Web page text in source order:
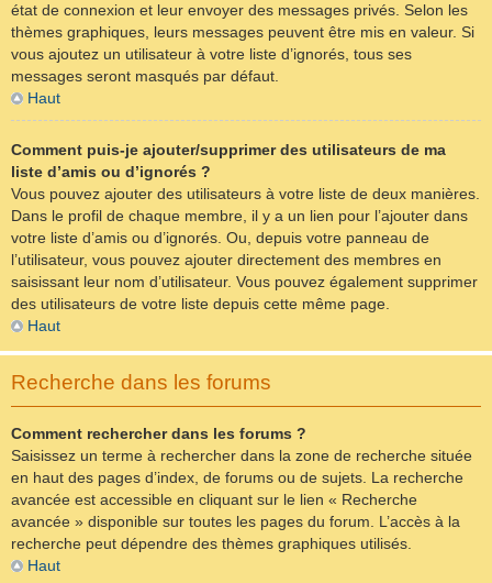
état de connexion et leur envoyer des messages privés. Selon les
thèmes graphiques, leurs messages peuvent être mis en valeur. Si
vous ajoutez un utilisateur à votre liste d’ignorés, tous ses
messages seront masqués par défaut.
Haut
Comment puis-je ajouter/supprimer des utilisateurs de ma
liste d’amis ou d’ignorés ?
Vous pouvez ajouter des utilisateurs à votre liste de deux manières.
Dans le profil de chaque membre, il y a un lien pour l’ajouter dans
votre liste d’amis ou d’ignorés. Ou, depuis votre panneau de
l’utilisateur, vous pouvez ajouter directement des membres en
saisissant leur nom d’utilisateur. Vous pouvez également supprimer
des utilisateurs de votre liste depuis cette même page.
Haut
Recherche dans les forums
Comment rechercher dans les forums ?
Saisissez un terme à rechercher dans la zone de recherche située
en haut des pages d’index, de forums ou de sujets. La recherche
avancée est accessible en cliquant sur le lien « Recherche
avancée » disponible sur toutes les pages du forum. L’accès à la
recherche peut dépendre des thèmes graphiques utilisés.
Haut